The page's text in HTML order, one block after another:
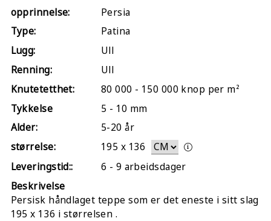
opprinnelse:
Persia
Type:
Patina
Lugg:
Ull
Renning:
Ull
Knutetetthet:
80 000 - 150 000 knop per m²
Tykkelse
5 - 10 mm
Alder:
5-20 år
størrelse:
195 x 136
Leveringstid::
6 - 9 arbeidsdager
Beskrivelse
Persisk håndlaget teppe som er det eneste i sitt slag
195 x 136 i størrelsen .